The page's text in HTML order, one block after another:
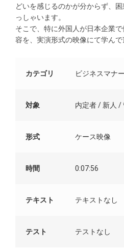
どいを感じるのかが分からず、
っしゃいます。​
そこで、特に外国人が日本企業
容を、実演形式の映像にて学んで
カテゴリ ビジネスマナー
対象 内定者 / 新人 /
形式 ケース映像
時間 0:07:56
テキスト テキストなし
テスト テストなし